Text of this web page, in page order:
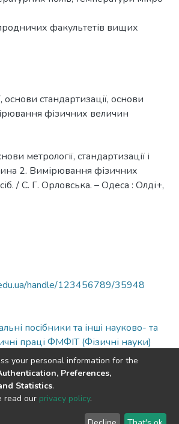
факультетів вищих
, основи стандартизації, основи
фізичних величин
метрології, стандартизації і
2. Вимірювання фізичних
/ С. Г. Орловська. – Одеса : Олді+,
handle/123456789/35948
посібники та інші науково- та
праці ФМФІТ (Фізичні науки)
copyright © 2009-2026
End User Send
your personal information for the
Preferences,
Statistics.
read our privacy policy.